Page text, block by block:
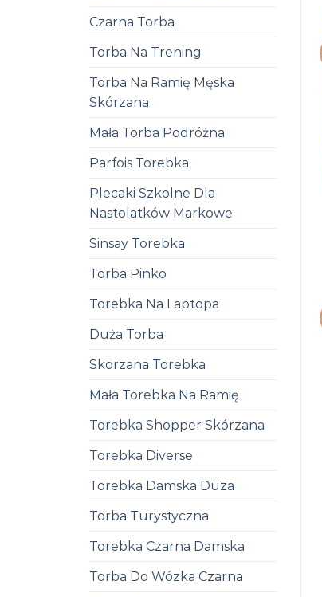
Czarna Torba
Torba Na Trening
Torba Na Ramię Męska
Skórzana
Mała Torba Podróżna
Parfois Torebka
Plecaki Szkolne Dla
Nastolatków Markowe
Sinsay Torebka
Torba Pinko
Torebka Na Laptopa
Duża Torba
Skorzana Torebka
Mała Torebka Na Ramię
Torebka Shopper Skórzana
Torebka Diverse
Torebka Damska Duza
Torba Turystyczna
Torebka Czarna Damska
Torba Do Wózka Czarna